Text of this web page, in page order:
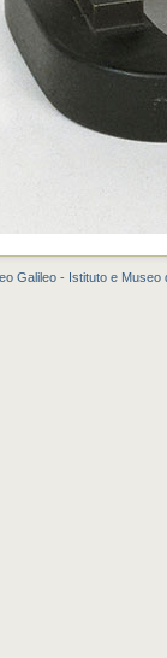
Galileo - Istituto e Museo